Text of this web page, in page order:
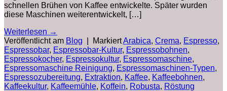
schnellen Brühen von Kaffee entwickelte. Später wurden
diese Maschinen weiterentwickelt, […]
Weiterlesen →
Veröffentlicht am Blog MarkiertArabica, Crema, Espresso,
Espressobar, Espressobar-Kultur, Espressobohnen,
Espressokocher, Espressokultur, Espressomaschine,
Espressomaschine Reinigung, Espressomaschinen-Typen,
Espressozubereitung, Extraktion, Kaffee, Kaffeebohnen,
Kaffeekultur, Kaffeemühle, Koffein, Robusta, Röstung